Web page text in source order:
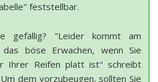
feststellbar.
gefällig? "Leider kommt am
böse Erwachen, wenn Sie
Ihrer Reifen platt ist" schreibt
dem vorzubeugen, sollten Sie